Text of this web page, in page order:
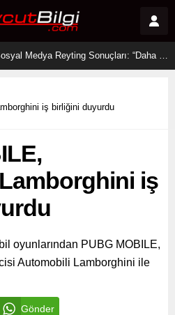
2 Ağustos 2026 Sosyal Medya Reyting Sonuçları: “Daha 17” Ekranlara Ambargo Koydu!
iş birliğini duyurdu
iş
oyunlarından PUBG MOBILE,
Automobili Lamborghini ile
Gönder